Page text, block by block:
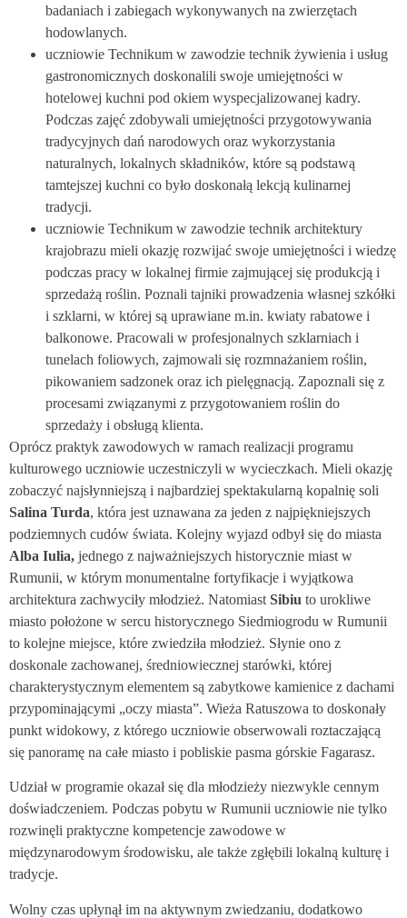
badaniach i zabiegach wykonywanych na zwierzętach
hodowlanych.
uczniowie Technikum w zawodzie technik żywienia i usług
gastronomicznych doskonalili swoje umiejętności w
hotelowej kuchni pod okiem wyspecjalizowanej kadry.
Podczas zajęć zdobywali umiejętności przygotowywania
tradycyjnych dań narodowych oraz wykorzystania
naturalnych, lokalnych składników, które są podstawą
tamtejszej kuchni co było doskonałą lekcją kulinarnej
tradycji.
uczniowie Technikum w zawodzie technik architektury
krajobrazu mieli okazję rozwijać swoje umiejętności i wiedzę
podczas pracy w lokalnej firmie zajmującej się produkcją i
sprzedażą roślin. Poznali tajniki prowadzenia własnej szkółki
i szklarni, w której są uprawiane m.in. kwiaty rabatowe i
balkonowe. Pracowali w profesjonalnych szklarniach i
tunelach foliowych, zajmowali się rozmnażaniem roślin,
pikowaniem sadzonek oraz ich pielęgnacją. Zapoznali się z
procesami związanymi z przygotowaniem roślin do
sprzedaży i obsługą klienta.
Oprócz praktyk zawodowych w ramach realizacji programu
kulturowego uczniowie uczestniczyli w wycieczkach. Mieli okazję
zobaczyć najsłynniejszą i najbardziej spektakularną kopalnię soli
Salina Turda, która jest uznawana za jeden z najpiękniejszych
podziemnych cudów świata. Kolejny wyjazd odbył się do miasta
Alba Iulia, jednego z najważniejszych historycznie miast w
Rumunii, w którym monumentalne fortyfikacje i wyjątkowa
architektura zachwyciły młodzież. Natomiast Sibiu to urokliwe
miasto położone w sercu historycznego Siedmiogrodu w Rumunii
to kolejne miejsce, które zwiedziła młodzież. Słynie ono z
doskonale zachowanej, średniowiecznej starówki, której
charakterystycznym elementem są zabytkowe kamienice z dachami
przypominającymi „oczy miasta”. Wieża Ratuszowa to doskonały
punkt widokowy, z którego uczniowie obserwowali roztaczającą
się panoramę na całe miasto i pobliskie pasma górskie Fagarasz.
Udział w programie okazał się dla młodzieży niezwykle cennym
doświadczeniem. Podczas pobytu w Rumunii uczniowie nie tylko
rozwinęli praktyczne kompetencje zawodowe w
międzynarodowym środowisku, ale także zgłębili lokalną kulturę i
tradycje.
Wolny czas upłynął im na aktywnym zwiedzaniu, dodatkowo